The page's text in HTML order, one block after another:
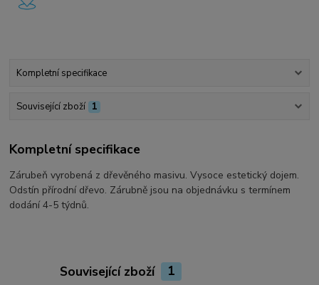
Kompletní specifikace
Související zboží 1
Kompletní specifikace
Zárubeň vyrobená z dřevěného masivu. Vysoce estetický dojem.
Odstín přírodní dřevo. Zárubně jsou na objednávku s termínem
dodání 4-5 týdnů.
Související zboží 1